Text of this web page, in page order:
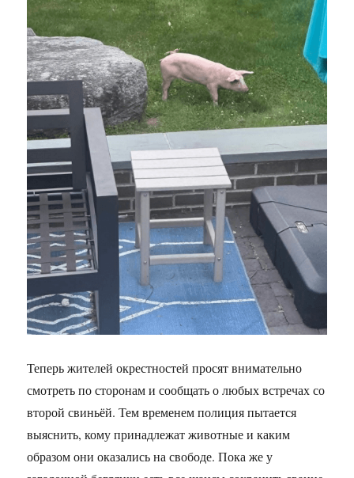
Теперь жителей окрестностей просят внимательно
смотреть по сторонам и сообщать о любых встречах со
второй свиньёй. Тем временем полиция пытается
выяснить, кому принадлежат животные и каким
образом они оказались на свободе. Пока же у